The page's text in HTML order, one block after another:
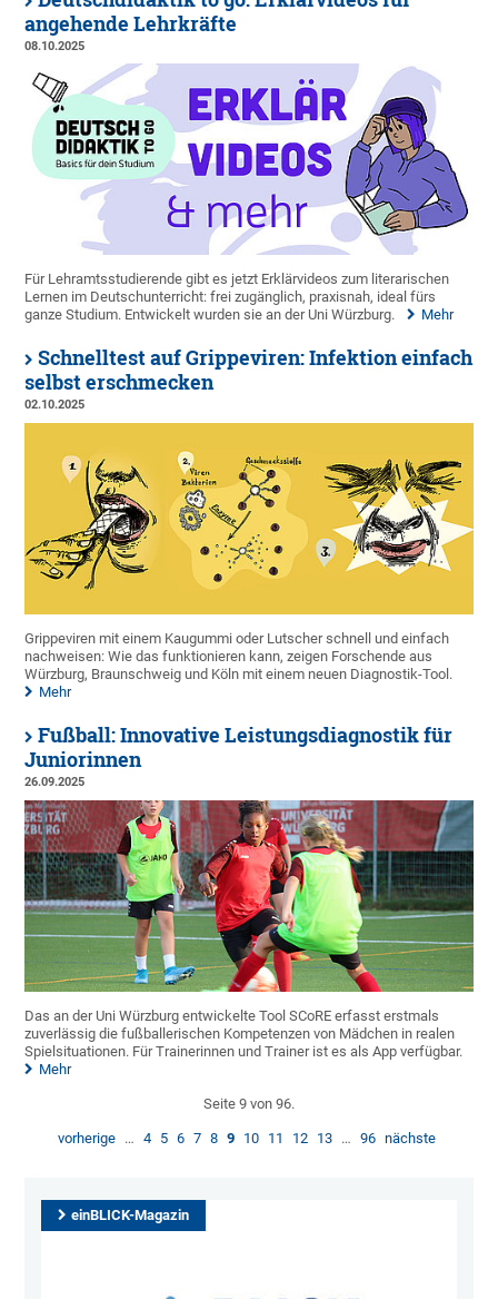
angehende Lehrkräfte
08.10.2025
Für Lehramtsstudierende gibt es jetzt Erklärvideos zum literarischen
Lernen im Deutschunterricht: frei zugänglich, praxisnah, ideal fürs
ganze Studium. Entwickelt wurden sie an der Uni Würzburg.
Mehr
Schnelltest auf Grippeviren: Infektion einfach
selbst erschmecken
02.10.2025
Grippeviren mit einem Kaugummi oder Lutscher schnell und einfach
nachweisen: Wie das funktionieren kann, zeigen Forschende aus
Würzburg, Braunschweig und Köln mit einem neuen Diagnostik-Tool.
Mehr
Fußball: Innovative Leistungsdiagnostik für
Juniorinnen
26.09.2025
Das an der Uni Würzburg entwickelte Tool SCoRE erfasst erstmals
zuverlässig die fußballerischen Kompetenzen von Mädchen in realen
Spielsituationen. Für Trainerinnen und Trainer ist es als App verfügbar.
Mehr
Seite 9 von 96.
vorherige … 4 5 6 7 8 9 10 11 12 13 … 96 nächste
einBLICK-Magazin